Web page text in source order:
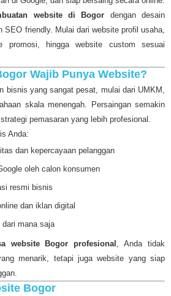
website di Bogor dengan desain
SEO friendly. Mulai dari website profil usaha,
promosi, hingga website custom sesuai
Wajib Punya Website?
bisnis yang sangat pesat, mulai dari UMKM,
skala menengah. Persaingan semakin
pemasaran yang lebih profesional.
Anda:
dan kepercayaan pelanggan
oleh calon konsumen
resmi bisnis
dan iklan digital
mana saja
website Bogor profesional , Anda tidak
menarik, tetapi juga website yang siap
Bogor